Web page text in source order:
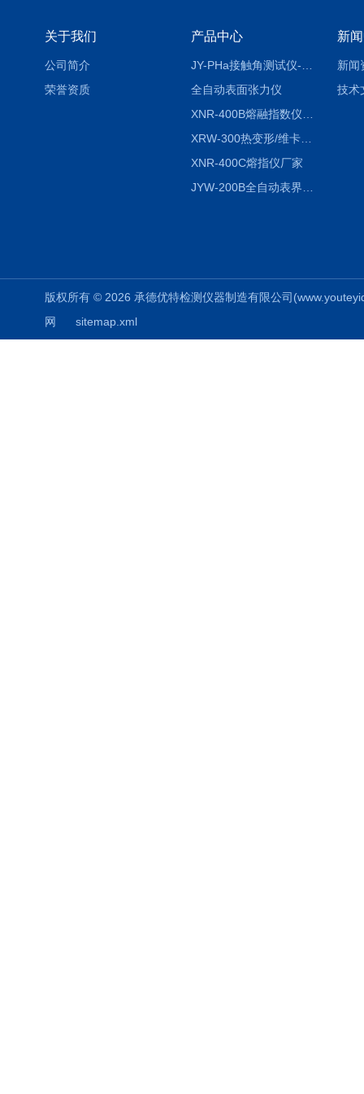
关于我们
公司简介
荣誉资质
产品中心
全自动表面张力仪
XRW-300热变形/维卡软化点温度测定仪
XNR-400C熔指仪厂家
新
新闻
技术
版权所有 © 2026 承德优特检测仪器制造有限公司
网
sitemap.xml